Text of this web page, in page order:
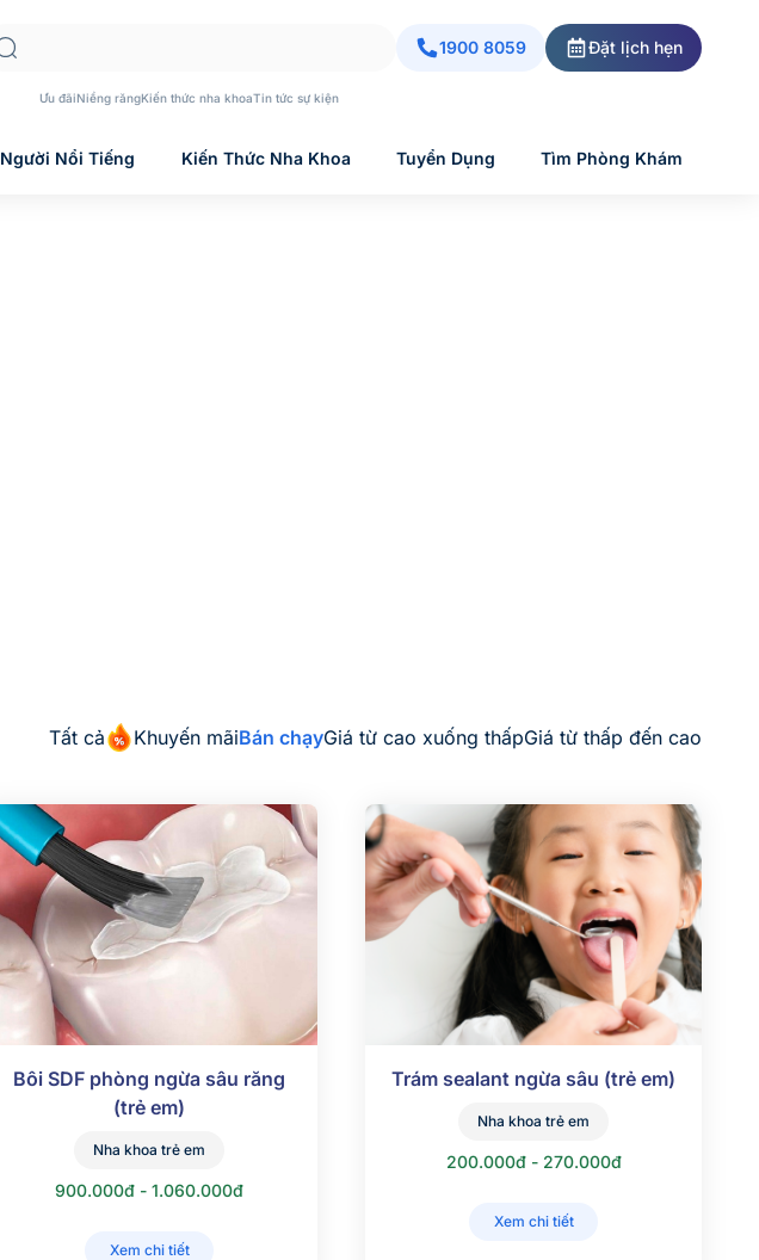
Ưu đãiNiềng răngKiến thức nha khoaTin tức sự kiện
1900 8059 Đặt lịch hẹn
Người Nổi Tiếng Kiến Thức Nha Khoa Tuyển Dụng Tìm Phòng Khám
Tất cả Khuyến mãiBán chạyGiá từ cao xuống thấpGiá từ thấp đến cao
Bôi SDF phòng ngừa sâu răng
(trẻ em)
Nha khoa trẻ em
900.000đ - 1.060.000đ
Xem chi tiết
Trám sealant ngừa sâu (trẻ em)
Nha khoa trẻ em
200.000đ - 270.000đ
Xem chi tiết